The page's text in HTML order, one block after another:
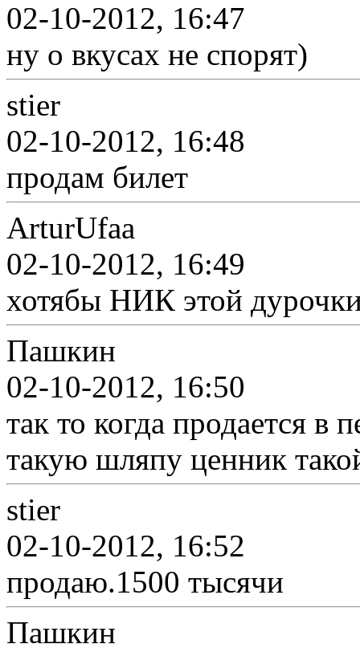
02-10-2012, 16:47
ну о вкусах не спорят)
stier
02-10-2012, 16:48
продам билет
ArturUfaa
02-10-2012, 16:49
хотябы НИК этой
Пашкин
02-10-2012, 16:50
так то когда продается в
такую шляпу ценник
stier
02-10-2012, 16:52
продаю.1500 тысячи
Пашкин